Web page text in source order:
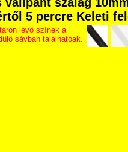
5 percre Keleti
lévő színek a
sávban találhatóak.